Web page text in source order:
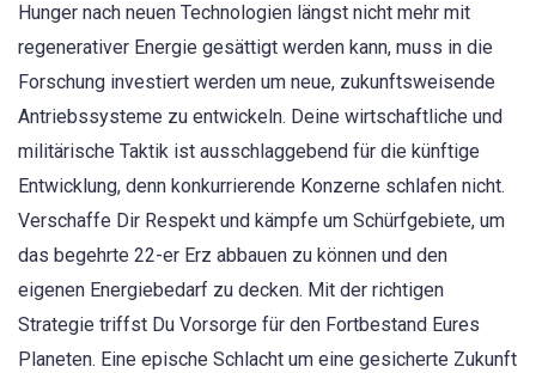
Hunger nach neuen Technologien längst nicht mehr mit
regenerativer Energie gesättigt werden kann, muss in die
Forschung investiert werden um neue, zukunftsweisende
Antriebssysteme zu entwickeln. Deine wirtschaftliche und
militärische Taktik ist ausschlaggebend für die künftige
Entwicklung, denn konkurrierende Konzerne schlafen nicht.
Verschaffe Dir Respekt und kämpfe um Schürfgebiete, um
das begehrte 22-er Erz abbauen zu können und den
eigenen Energiebedarf zu decken. Mit der richtigen
Strategie triffst Du Vorsorge für den Fortbestand Eures
Planeten. Eine epische Schlacht um eine gesicherte Zukunft